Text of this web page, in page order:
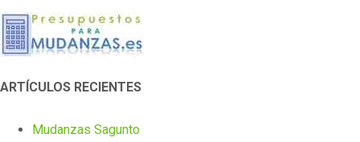
ARTÍCULOS RECIENTES
Mudanzas Sagunto